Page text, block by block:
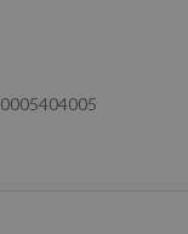
0005404005